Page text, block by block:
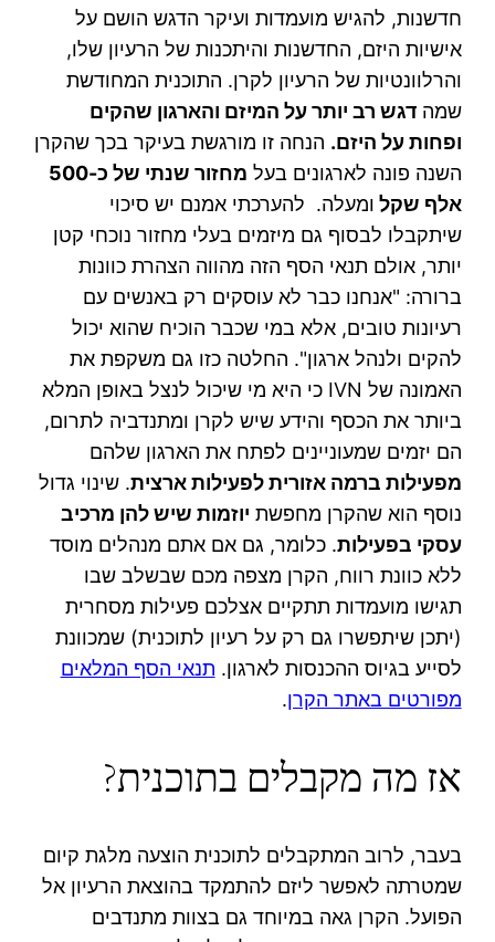
חדשנות, להגיש מועמדות ועיקר הדגש הושם על
אישיות היזם, החדשנות והיתכנות של הרעיון שלו,
והרלוונטיות של הרעיון לקרן. התוכנית המחודשת
שמהדגש רב יותר על המיזם והארגון שהקים
ופחות על היזם. הנחה זו מורגשת בעיקר בכך שהקרן
השנה פונה לארגונים בעל
מחזור שנתי של כ-500
אלף שקל ומעלה. להערכתי אמנם יש סיכוי
שיתקבלו לבסוף גם מיזמים בעלי מחזור נוכחי קטן
יותר, אולם תנאי הסף הזה מהווה הצהרת כוונות
ברורה: "אנחנו כבר לא עוסקים רק באנשים עם
רעיונות טובים, אלא במי שכבר הוכיח שהוא יכול
להקים ולנהל ארגון". החלטה כזו גם משקפת את
האמונה של IVN כי היא מי שיכול לנצל באופן המלא
ביותר את הכסף והידע שיש לקרן ומתנדביה לתרום,
הם יזמים שמעוניינים לפתח את הארגון שלהם
מפעילות ברמה אזורית לפעילות ארצית. שינוי גדול
נוסף הוא שהקרן מחפשת יוזמות שיש להן מרכיב
עסקי בפעילות. כלומר, גם אם אתם מנהלים מוסד
ללא כוונת רווח, הקרן מצפה מכם שבשלב שבו
תגישו מועמדות תתקיים אצלכם פעילות מסחרית
(יתכן שיתפשרו גם רק על רעיון לתוכנית) שמכוונת
לסייע בגיוס ההכנסות לארגון. תנאי הסף המלאים
מפורטים באתר הקרן.
אז מה מקבלים בתוכנית?
בעבר, לרוב המתקבלים לתוכנית הוצעה מלגת קיום
שמטרתה לאפשר ליזם להתמקד בהוצאת הרעיון אל
הפועל. הקרן גאה במיוחד גם בצוות מתנדבים